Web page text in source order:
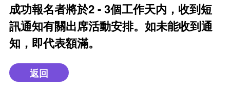
成功報名者將於2 - 3個工作天内，收到短
訊通知有關出席活動安排。如未能收到通
知，即代表額滿。
返回